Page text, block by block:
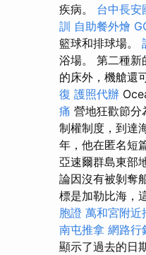
疾病。 台中長安
訓 自助餐外燴
籃球和排球場。
浴場。 第二種新
的床外，機艙還
復 護照代辦
痛 營地狂歡節分
制權制度，到達
年，他在匿名短
亞速爾群島東部
論因沒有被剝奪
標是加勒比海，
胞證 萬和宮附近
南屯推拿 網路行
顯示了過去的日